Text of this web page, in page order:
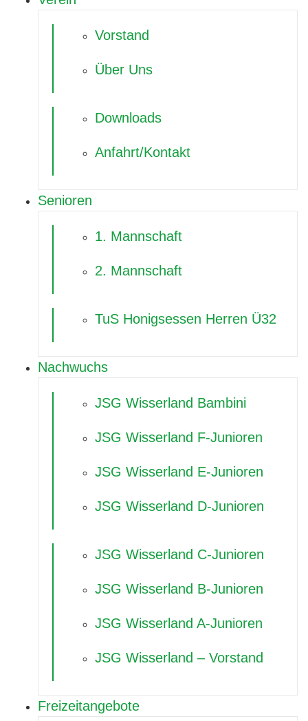
Vorstand
Über Uns
Downloads
Anfahrt/Kontakt
Senioren
1. Mannschaft
2. Mannschaft
TuS Honigsessen Herren Ü32
Nachwuchs
JSG Wisserland Bambini
JSG Wisserland F-Junioren
JSG Wisserland E-Junioren
JSG Wisserland D-Junioren
JSG Wisserland C-Junioren
JSG Wisserland B-Junioren
JSG Wisserland A-Junioren
JSG Wisserland – Vorstand
Freizeitangebote